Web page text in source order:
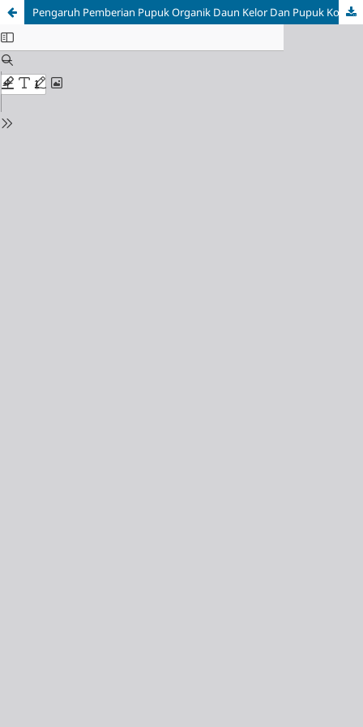
Pengaruh Pemberian Pupuk Organik Daun Kelor Dan Pupuk Kotoran Puyuh Terhadap Pertumbuhan Dan Produksi Tanaman Kacang Panjang (Vigna Cylindrica L)